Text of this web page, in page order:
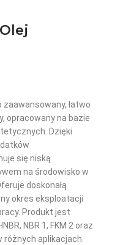
zaawansowany, łatwo
opracowany na bazie
Dzięki
się niską
na środowisko w
doskonałą
okres eksploatacji
Produkt jest
NBR 1, FKM 2 oraz
różnych aplikacjach.